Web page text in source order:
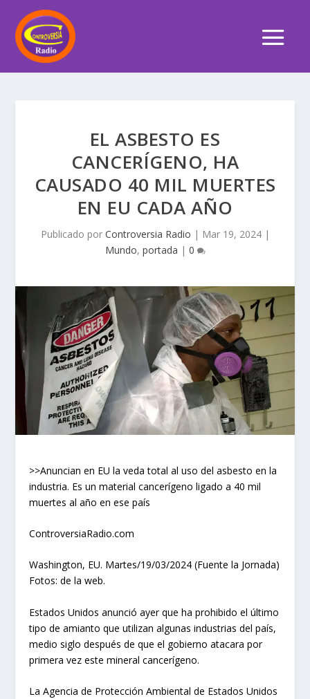
EL ASBESTO ES
CANCERÍGENO, HA
CAUSADO 40 MIL MUERTES
EN EU CADA AÑO
Publicado por Controversia Radio | Mar 19, 2024|
Mundo, portada | 0
>>Anuncian en EU la veda total al uso del asbesto en la
industria. Es un material cancerígeno ligado a 40 mil
muertes al año en ese país
ControversiaRadio.com
Washington, EU. Martes/19/03/2024 (Fuente la Jornada)
Fotos: de la web.
Estados Unidos anunció ayer que ha prohibido el último
tipo de amianto que utilizan algunas industrias del país,
medio siglo después de que el gobierno atacara por
primera vez este mineral cancerígeno.
La Agencia de Protección Ambiental de Estados Unidos